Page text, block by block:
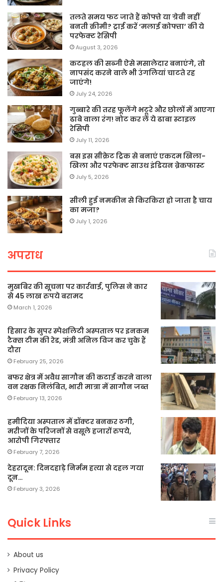
तलते समय फट जाते हैं कोफ्ते या ग्रेवी नहीं
बनती क्रीमी? ट्राई करें ‘मलाई कोफ्ता’ की ये
परफेक्ट रेसिपी
August 3, 2026
कटहल की सब्जी ऐसे मसालेदार बनाएंगे, तो
नापसंद करने वाले भी उंगलियां चाटते रह
जाएंगे!
July 24, 2026
गुब्बारे की तरह फूलेंगे भटूरे और छोलों में आएगा
ढाबे वाला रंग! नोट कर लें ये ढाबा स्टाइल
रेसिपी
July 11, 2026
बस इस सीक्रेट ट्रिक से बनाएं एकदम खिला-
खिला और परफेक्ट साउथ इंडियन ब्रेकफास्ट
July 5, 2026
सीली हुई नमकीन से किरकिरा हो जाता है चाय
का मजा?
July 1, 2026
अपराध
मुखबिर की सूचना पर कार्रवाई, पुलिस ने कार
से 45 लाख रुपये बरामद
March 1, 2026
हिसार के सुपर स्पेशलिटी अस्पताल पर इनकम
टैक्स टीम की रेड, मंत्री अनिल विज कर चुके हैं
दौरा
February 25, 2026
बफर क्षेत्र में अवैध सागौन की कटाई करने वाला
वन रक्षक निलंबित, भारी मात्रा में सागौन जब्त
February 13, 2026
हमीदिया अस्पताल में डॉक्टर बनकर ठगी,
मरीजों के परिजनों से वसूले हजारों रुपये,
आरोपी गिरफ्तार
February 7, 2026
देहरादून: दिनदहाड़े निर्मम हत्या से दहल गया
दून…
February 3, 2026
Quick Links
About us
Privacy Policy